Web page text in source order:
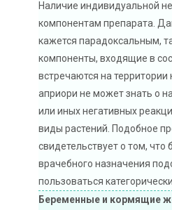
Наличие индивидуальной
компонентам препарата.
кажется парадоксальным,
компоненты, входящие в
встречаются на
априори не может знать о
или иных негативных
виды растений. Подобное
свидетельствует о том, что
врачебного назначения
пользоваться
Беременные и кормящие